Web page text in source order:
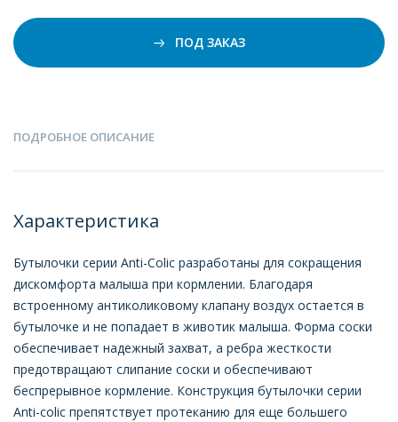
ПОД ЗАКАЗ
ПОДРОБНОЕ ОПИСАНИЕ
Характеристика
Бутылочки серии Anti-Colic разработаны для сокращения
дискомфорта малыша при кормлении. Благодаря
встроенному антиколиковому клапану воздух остается в
бутылочке и не попадает в животик малыша. Форма соски
обеспечивает надежный захват, а ребра жесткости
предотвращают слипание соски и обеспечивают
беспрерывное кормление. Конструкция бутылочки серии
Anti-colic препятствует протеканию для еще большего